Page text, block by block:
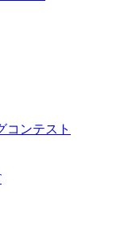
コンテスト